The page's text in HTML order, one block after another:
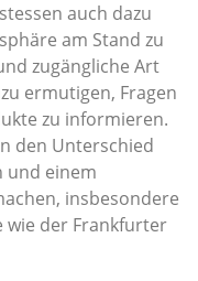
auch dazu
am Stand zu
zugängliche Art
ermutigen, Fragen
zu informieren.
den Unterschied
und einem
insbesondere
wie der Frankfurter